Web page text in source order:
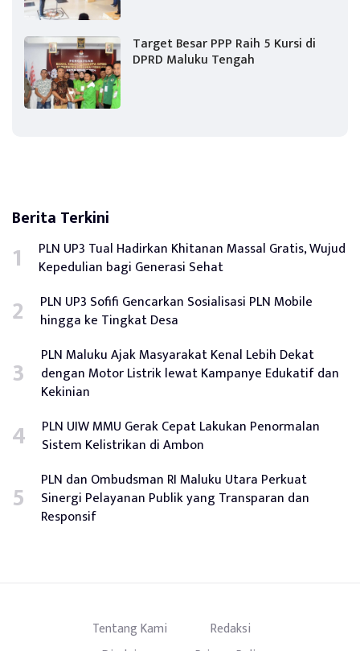
Target Besar PPP Raih 5 Kursi di
DPRD Maluku Tengah
Berita Terkini
PLN UP3 Tual Hadirkan Khitanan Massal Gratis, Wujud
Kepedulian bagi Generasi Sehat
PLN UP3 Sofifi Gencarkan Sosialisasi PLN Mobile
hingga ke Tingkat Desa
PLN Maluku Ajak Masyarakat Kenal Lebih Dekat
dengan Motor Listrik lewat Kampanye Edukatif dan
Kekinian
PLN UIW MMU Gerak Cepat Lakukan Penormalan
Sistem Kelistrikan di Ambon
PLN dan Ombudsman RI Maluku Utara Perkuat
Sinergi Pelayanan Publik yang Transparan dan
Responsif
Tentang Kami
Redaksi